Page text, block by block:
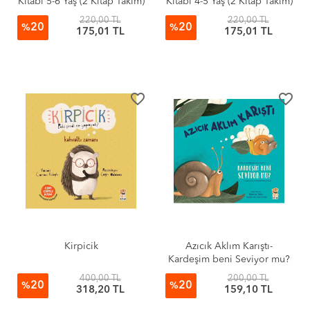
%20
220,00 TL
175,01 TL %20
220,00 TL
175,01 TL
favorite_border
Kirpicik
%20
400,00 TL
318,20 TL
favorite_border
Azıcık Aklım Karıştı-
Kardeşim beni Seviyor mu?
%20
200,00 TL
159,10 TL